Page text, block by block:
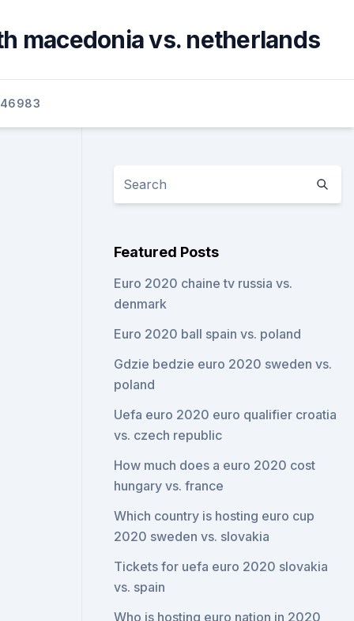
macedonia vs. netherlands
Featured Posts
Euro 2020 chaine tv russia vs.
denmark
Euro 2020 ball spain vs. poland
Gdzie bedzie euro 2020 sweden vs.
poland
Uefa euro 2020 euro qualifier croatia
vs. czech republic
How much does a euro 2020 cost
hungary vs. france
Which country is hosting euro cup
2020 sweden vs. slovakia
Tickets for uefa euro 2020 slovakia
vs. spain
Who is hosting euro nation in 2020